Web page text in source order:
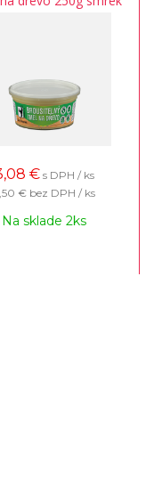
€ s DPH / ks
€ bez DPH / ks
Na sklade 2ks